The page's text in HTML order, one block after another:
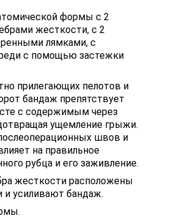
формы с 2
жесткости, с 2
лямками, с
с помощью застежки
прилегающих пелотов и
бандаж препятствует
с содержимым через
ущемление грыжи.
швов и
на правильное
рубца и его заживление.
жесткости расположены
и усиливают бандаж.